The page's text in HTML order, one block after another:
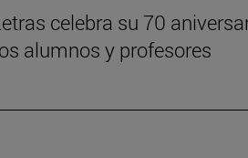
celebra su 70
alumnos y profesores